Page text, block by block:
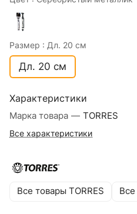
Размер : Дл. 20 см
Дл. 20 см
Характеристики
Марка товара — TORRES
Все характеристики
Все товары TORRES